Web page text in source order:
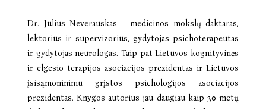
Dr. Julius Neverauskas – medicinos mokslų daktaras,
lektorius ir supervizorius, gydytojas psichoterapeutas
ir gydytojas neurologas. Taip pat Lietuvos kognityvinės
ir elgesio terapijos asociacijos prezidentas ir Lietuvos
įsisąmoninimu grįstos psichologijos asociacijos
prezidentas. Knygos autorius jau daugiau kaip 30 metų